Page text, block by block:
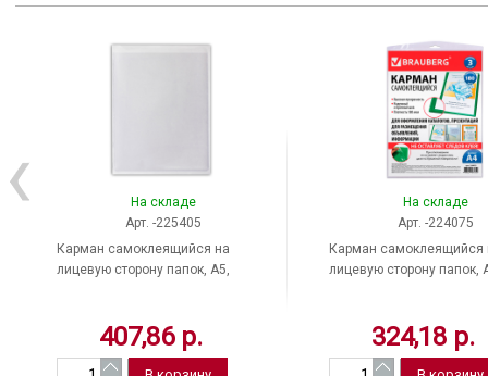
На складе
Арт. -225405
Карман самоклеящийся на
лицевую сторону папок, A5,
407,86 р.
На складе
Арт. -224075
Карман самоклеящийся
лицевую сторону папок,
324,18 р.